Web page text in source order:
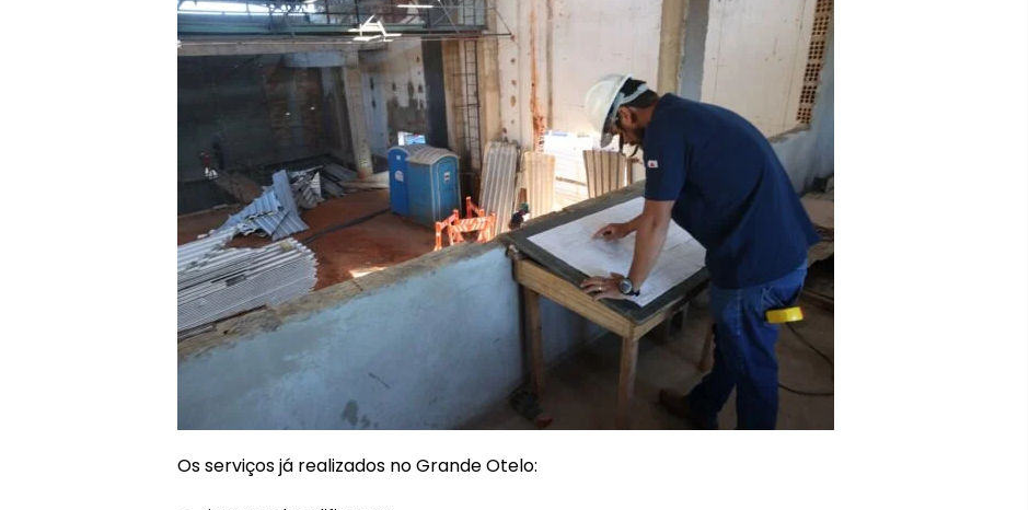
Os serviços já realizados no Grande Otelo: